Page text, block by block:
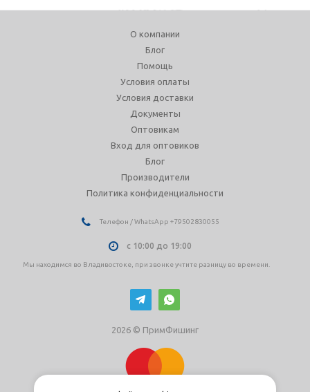
О компании
Блог
Помощь
Условия оплаты
Условия доставки
Документы
Оптовикам
Вход для оптовиков
Блог
Производители
Политика конфиденциальности
Телефон / WhatsApp +79502830055
с 10:00 до 19:00
Мы находимся во Владивостоке, при звонке учтите разницу во времени.
2026 © ПримФишинг